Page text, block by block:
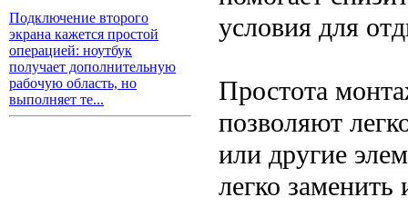
Подключение второго
экрана кажется простой
операцией: ноутбук
получает дополнительную
рабочую область, но
выполняет те...
условия для
Простота
позволяют
или другие
легко